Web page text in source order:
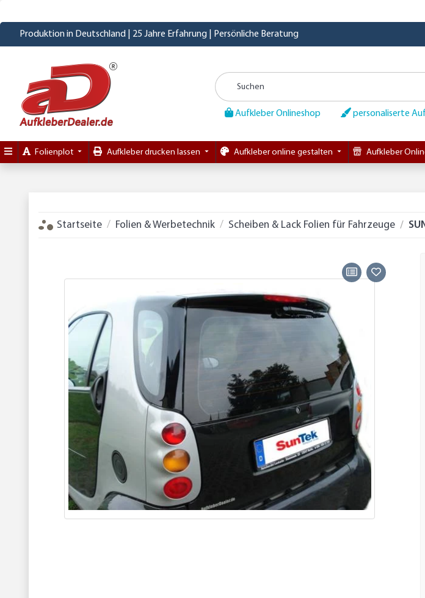
Produktion in Deutschland | 25 Jahre Erfahrung | Persönliche Beratung
Aufkleber Onlineshop personaliserte
Folienplot Aufkleber drucken lassen Aufkleber online gestalten Aufkleber
Startseite Folien & Werbetechnik Scheiben & Lack Folien für Fahrzeuge